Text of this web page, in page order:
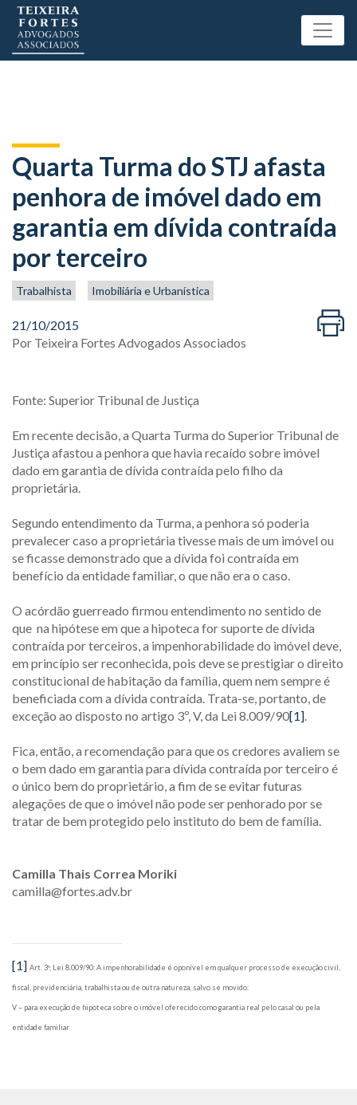
Quarta Turma do STJ afasta
penhora de imóvel dado em
garantia em dívida contraída
por terceiro
Trabalhista Imobiliária e Urbanística
21/10/2015
Por Teixeira Fortes Advogados Associados
Fonte: Superior Tribunal de Justiça
Em recente decisão, a Quarta Turma do Superior Tribunal de
Justiça afastou a penhora que havia recaído sobre imóvel
dado em garantia de dívida contraída pelo filho da
proprietária.
Segundo entendimento da Turma, a penhora só poderia
prevalecer caso a proprietária tivesse mais de um imóvel ou
se ficasse demonstrado que a dívida foi contraída em
benefício da entidade familiar, o que não era o caso.
O acórdão guerreado firmou entendimento no sentido de
que na hipótese em que a hipoteca for suporte de dívida
contraída por terceiros, a impenhorabilidade do imóvel deve,
em princípio ser reconhecida, pois deve se prestigiar o direito
constitucional de habitação da família, quem nem sempre é
beneficiada com a dívida contraída. Trata-se, portanto, de
exceção ao disposto no artigo 3º, V, da Lei 8.009/90[1].
Fica, então, a recomendação para que os credores avaliem se
o bem dado em garantia para dívida contraída por terceiro é
o único bem do proprietário, a fim de se evitar futuras
alegações de que o imóvel não pode ser penhorado por se
tratar de bem protegido pelo instituto do bem de família.
Camilla Thais Correa Moriki
camilla@fortes.adv.br
[1] Art. 3º, Lei 8.009/90: A impenhorabilidade é oponível em qualquer processo de execução civil,
fiscal, previdenciária, trabalhista ou de outra natureza, salvo se movido:
V – para execução de hipoteca sobre o imóvel oferecido como garantia real pelo casal ou pela
entidade familiar